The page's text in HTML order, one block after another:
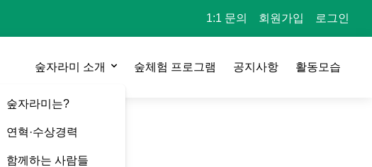
1:1 문의 회원가입 로그인
숲자라미 소개
숲자라미는?
연혁·수상경력
함께하는 사람들
숲체험 프로그램 공지사항 활동모습